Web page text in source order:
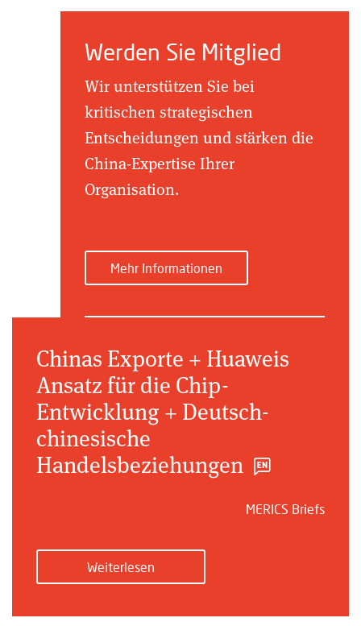
Werden Sie Mitglied
Wir unterstützen Sie bei
kritischen strategischen
Entscheidungen und stärken die
China-Expertise Ihrer
Organisation.
Mehr Informationen
Chinas Exporte + Huaweis
Ansatz für die Chip-
Entwicklung + Deutsch-
chinesische
Handelsbeziehungen
MERICS Briefs
Weiterlesen